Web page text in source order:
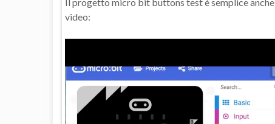
Il progetto micro bit buttons test è semplice
video: